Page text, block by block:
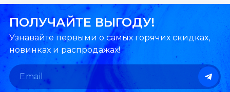
ПОЛУЧАЙТЕ ВЫГОДУ!
Узнавайте первыми о самых горячих скидках,
новинках и распродажах!